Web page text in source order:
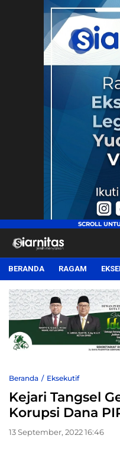
siarnitas
Jernih Menyiarkan
BERANDA RAGAM
Beranda Eksekutif
Kejari Tangsel
Korupsi Dana
13 September, 2022 16:46